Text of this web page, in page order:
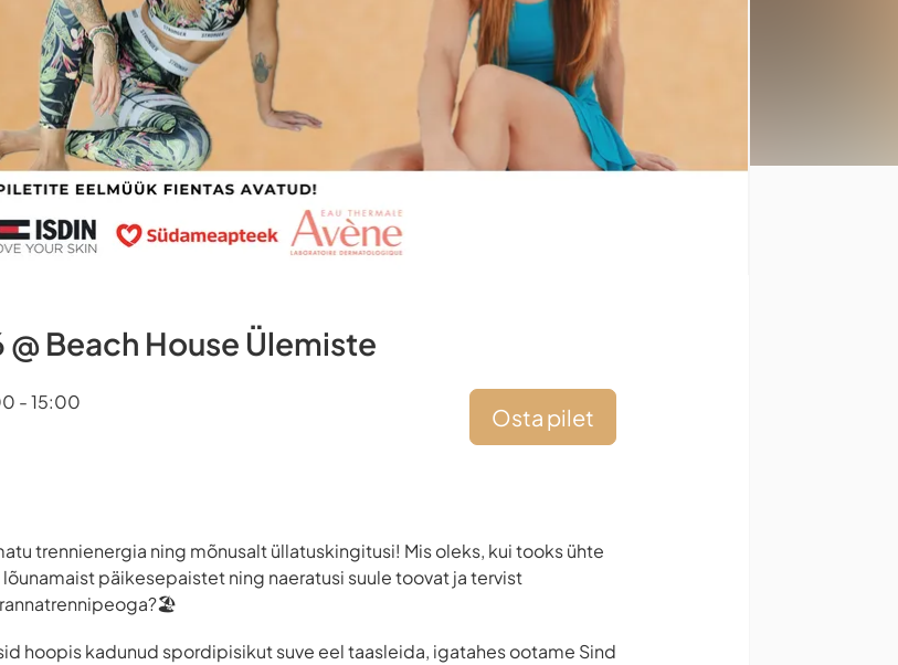
@ Beach House Ülemiste
- 15:00
Osta pilet
trennienergia ning mõnusalt üllatuskingitusi! Mis oleks, kui tooks ühte
päikesepaistet ning naeratusi suule toovat ja tervist
hoopis kadunud spordipisikut suve eel taasleida, igatahes ootame Sind